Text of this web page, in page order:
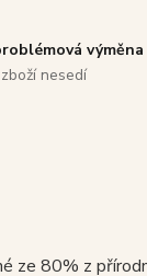
výměna
nesedí
ze 80% z